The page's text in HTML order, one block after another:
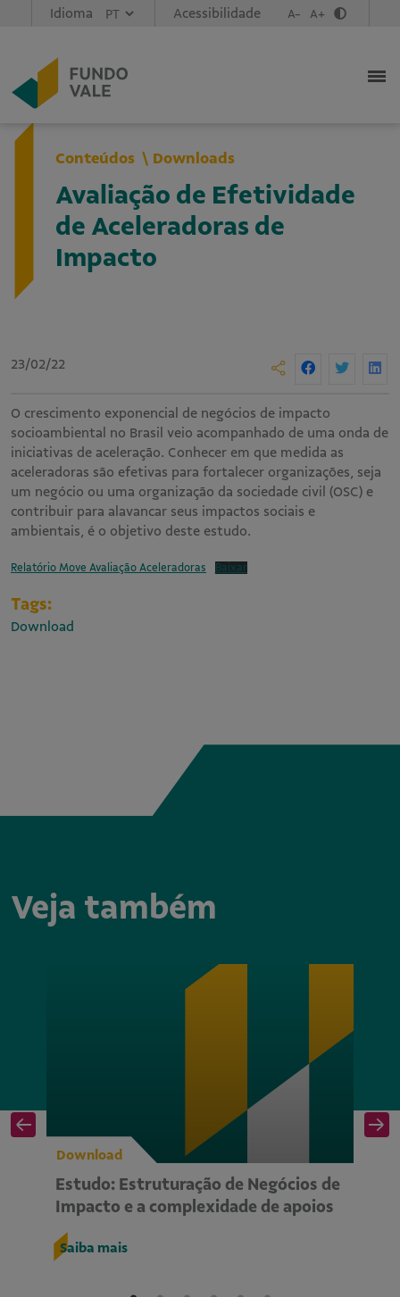
Idioma Acessibilidade A- A+
Conteúdos Downloads
Avaliação de Efetividade
de Aceleradoras de
Impacto
23/02/22
O crescimento exponencial de negócios de impacto
socioambiental no Brasil veio acompanhado de uma onda de
iniciativas de aceleração. Conhecer em que medida as
aceleradoras são efetivas para fortalecer organizações, seja
um negócio ou uma organização da sociedade civil (OSC) e
contribuir para alavancar seus impactos sociais e
ambientais, é o objetivo deste estudo.
Relatório Move Avaliação Aceleradoras Baixar
Tags:
Download
Veja também
Download
Estudo: Estruturação de Negócios de
Impacto e a complexidade de apoios
Saiba mais